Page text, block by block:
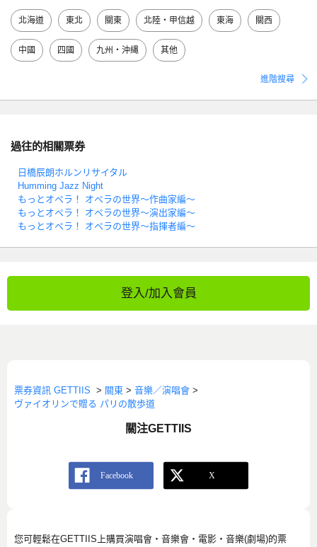
北海道 東北 關東 北陸・甲信越 東海 關西
中國 四國 九州・沖縄 其他
進階搜尋
過往的相關票券
日橋辰朗ホルンリサイタル
Humming Jazz Night
もっとオペラ！ オペラの世界～作曲家編～
もっとオペラ！ オペラの世界～演出家編～
もっとオペラ！ オペラの世界～指揮者編～
登入/加入會員
票券資訊 GETTIIS > 關東 > 音樂／演唱會 >
ヴァイオリンで贈る パリの散歩道
關注GETTIIS
您可輕鬆在GETTIIS上購買演唱會・音樂會・電影・音樂(劇場)的票